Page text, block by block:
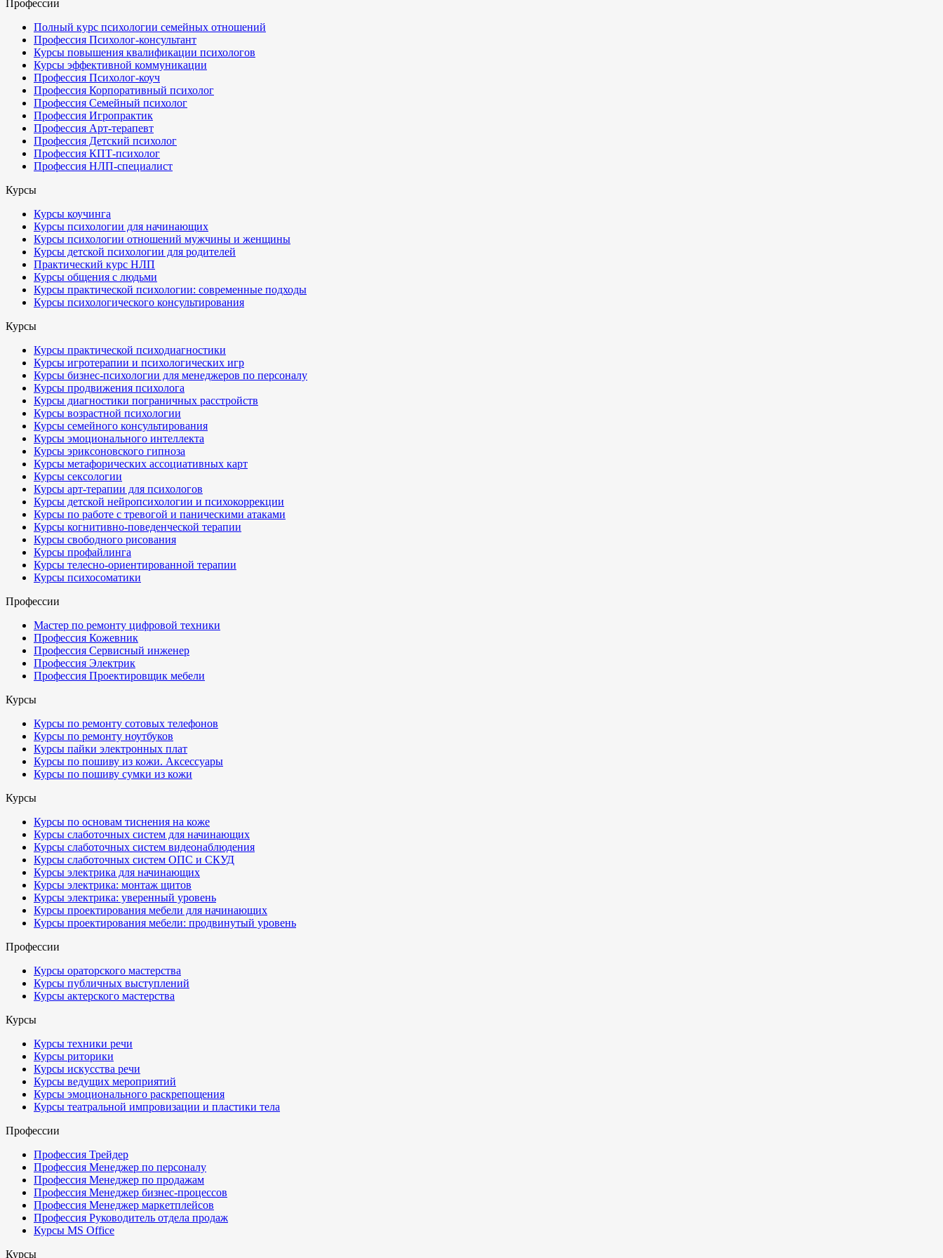
Профессии
Полный курс психологии семейных отношений
Профессия Психолог-консультант
Курсы повышения квалификации психологов
Курсы эффективной коммуникации
Профессия Психолог-коуч
Профессия Корпоративный психолог
Профессия Семейный психолог
Профессия Игропрактик
Профессия Арт-терапевт
Профессия Детский психолог
Профессия КПТ-психолог
Профессия НЛП-специалист
Курсы
Курсы коучинга
Курсы психологии для начинающих
Курсы психологии отношений мужчины и женщины
Курсы детской психологии для родителей
Практический курс НЛП
Курсы общения с людьми
Курсы практической психологии: современные подходы
Курсы психологического консультирования
Курсы
Курсы практической психодиагностики
Курсы игротерапии и психологических игр
Курсы бизнес-психологии для менеджеров по персоналу
Курсы продвижения психолога
Курсы диагностики пограничных расстройств
Курсы возрастной психологии
Курсы семейного консультирования
Курсы эмоционального интеллекта
Курсы эриксоновского гипноза
Курсы метафорических ассоциативных карт
Курсы сексологии
Курсы арт-терапии для психологов
Курсы детской нейропсихологии и психокоррекции
Курсы по работе с тревогой и паническими атаками
Курсы когнитивно-поведенческой терапии
Курсы свободного рисования
Курсы профайлинга
Курсы телесно-ориентированной терапии
Курсы психосоматики
Профессии
Мастер по ремонту цифровой техники
Профессия Кожевник
Профессия Сервисный инженер
Профессия Электрик
Профессия Проектировщик мебели
Курсы
Курсы по ремонту сотовых телефонов
Курсы по ремонту ноутбуков
Курсы пайки электронных плат
Курсы по пошиву из кожи. Аксессуары
Курсы по пошиву сумки из кожи
Курсы
Курсы по основам тиснения на коже
Курсы слаботочных систем для начинающих
Курсы слаботочных систем видеонаблюдения
Курсы слаботочных систем ОПС и СКУД
Курсы электрика для начинающих
Курсы электрика: монтаж щитов
Курсы электрика: уверенный уровень
Курсы проектирования мебели для начинающих
Курсы проектирования мебели: продвинутый уровень
Профессии
Курсы ораторского мастерства
Курсы публичных выступлений
Курсы актерского мастерства
Курсы
Курсы техники речи
Курсы риторики
Курсы искусства речи
Курсы ведущих мероприятий
Курсы эмоционального раскрепощения
Курсы театральной импровизации и пластики тела
Профессии
Профессия Трейдер
Профессия Менеджер по персоналу
Профессия Менеджер по продажам
Профессия Менеджер бизнес-процессов
Профессия Менеджер маркетплейсов
Профессия Руководитель отдела продаж
Курсы MS Office
Курсы